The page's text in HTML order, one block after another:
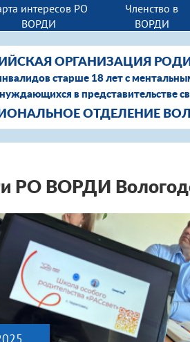
интересов РО
ВОРДИ
Членство в
ВОРДИ
ОРГАНИЗАЦИЯ
старше 18 лет с
нуждающихся в представительстве
ОТДЕЛЕНИЕ
РО ВОРДИ